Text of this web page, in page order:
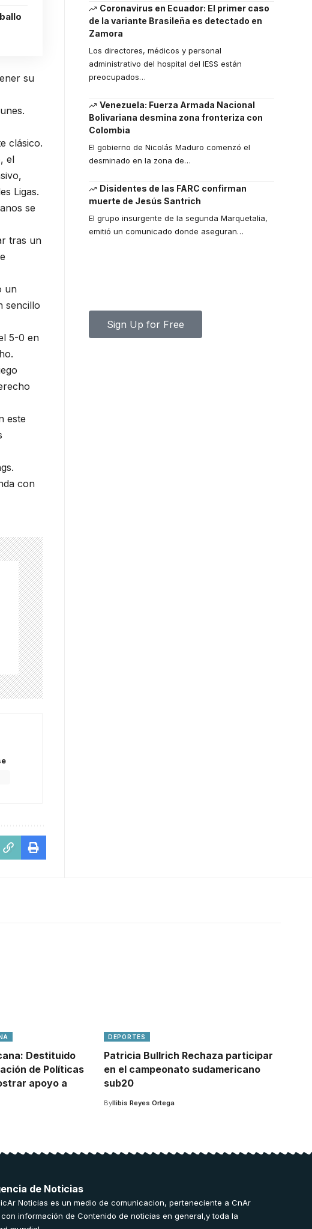
su
clásico.
el
Ligas.
se
tras un
un
sencillo
5-0 en
este
con
Coronavirus en Ecuador: El primer caso
de la variante Brasileña es detectado en
Zamora
Los directores, médicos y personal
administrativo del hospital del IESS están
preocupados…
Venezuela: Fuerza Armada Nacional
Bolivariana desmina zona fronteriza con
Colombia
El gobierno de Nicolás Maduro comenzó el
desminado en la zona de…
Disidentes de las FARC confirman
muerte de Jesús Santrich
El grupo insurgente de la segunda Marquetalia,
emitió un comunicado donde aseguran…
Sign Up for Free
Destituido
de Políticas
apoyo a
DEPORTES
Patricia Bullrich Rechaza participar
en el campeonato sudamericano
sub20
ByIlibis Reyes Ortega
de Noticias
Noticias es un medio de comunicacion, perteneciente a CnAr
con información de Contenido de noticias en general,y toda la